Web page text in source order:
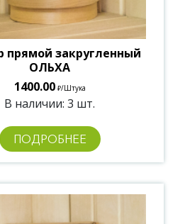
прямой закругленный
ОЛЬХА
1400.00 ₽/Штука
В наличии: 3 шт.
ПОДРОБНЕЕ